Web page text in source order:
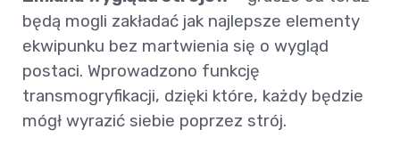
będą mogli zakładać jak najlepsze elementy
ekwipunku bez martwienia się o wygląd
postaci. Wprowadzono funkcję
transmogryfikacji, dzięki które, każdy będzie
mógł wyrazić siebie poprzez strój.